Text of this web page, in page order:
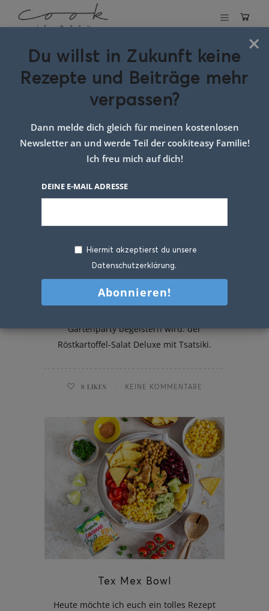
Schlagwort:salat
Röstkartoffel-Salat
Heute präsentiere ich euch heute ein
Gartenparty begeistern wird: der
Röstkartoffel-Salat Deluxe mit Tsatsiki.
8 LIKES KEINE KOMMENTARE
Tex Mex Bowl
Heute möchte ich euch ein tolles Rezept
×
Du willst in Zukunft keine
Rezepte und Beiträge mehr
verpassen?
Dann melde dich gleich für meinen kostenlosen
Newsletter an und werde Teil der cookiteasy Familie!
Ich freu mich auf dich!
DEINE E-MAIL ADRESSE
Hiermit akzeptierst du unsere
Datenschutzerklärung.